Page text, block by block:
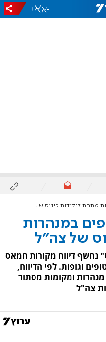
-
+
לנקודות כינוס של צה"ל
במנהרות
של צה"ל
נחשף דיווח מקורות חמאס
וגופות. לפי הדיווח,
מנהרות ומקומות מסתור
צה"ל